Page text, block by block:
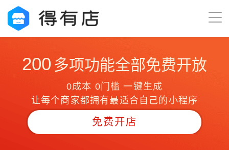
200 多项功能全部免费开放
0成本 0门槛 一键生成
让每个商家都拥有最适合自己的小程序
免费开店